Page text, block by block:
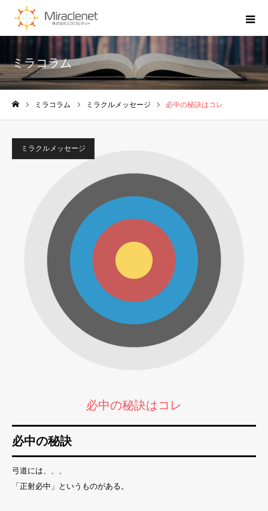
ミラコラム
ミラコラム ミラクルメッセージ 必中の秘訣はコレ
ミラクルメッセージ
必中の秘訣はコレ
必中の秘訣
弓道には、、、
「正射必中」というものがある。